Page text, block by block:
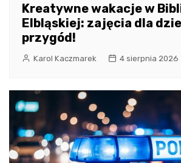
Kreatywne wakacje w
Elbląskiej: zajęcia dla
przygód!
Karol Kaczmarek 4 sierpnia 2026